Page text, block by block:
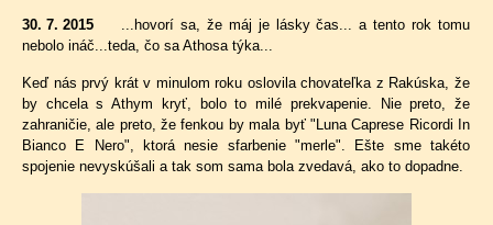
30. 7. 2015
...hovorí sa, že máj je lásky čas... a tento rok tomu
nebolo ináč...teda, čo sa Athosa týka...
Keď nás prvý krát v minulom roku oslovila chovateľka z Rakúska, že
by chcela s Athym kryť, bolo to milé prekvapenie. Nie preto, že
zahraničie, ale preto, že fenkou by mala byť " Luna Caprese Ricordi In
Bianco E Nero", ktorá nesie sfarbenie "merle". Ešte sme takéto
spojenie nevyskúšali a tak som sama bola zvedavá, ako to dopadne.